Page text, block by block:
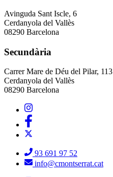
Avinguda Sant Iscle, 6
Cerdanyola del Vallès
08290 Barcelona
Secundària
Carrer Mare de Déu del Pilar, 113
Cerdanyola del Vallès
08290 Barcelona
93 691 97 52
info@cmontserrat.cat